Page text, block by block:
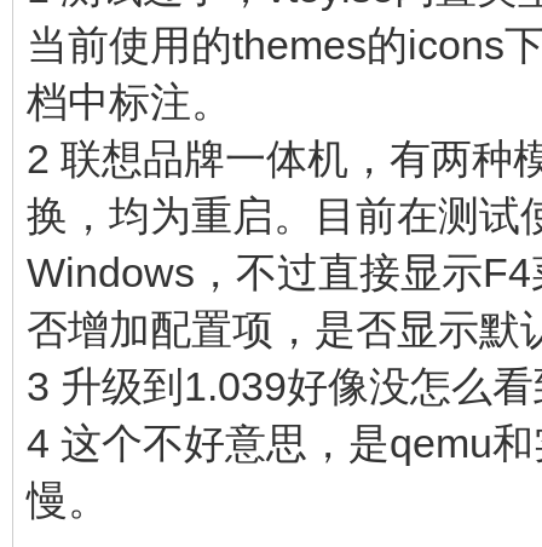
当前使用的themes的icons
档中标注。
2 联想品牌一体机，有两种
换，均为重启。目前在测试
Windows，不过直接显示
否增加配置项，是否显示默
3 升级到1.039好像没怎么
4 这个不好意思，是qemu
慢。